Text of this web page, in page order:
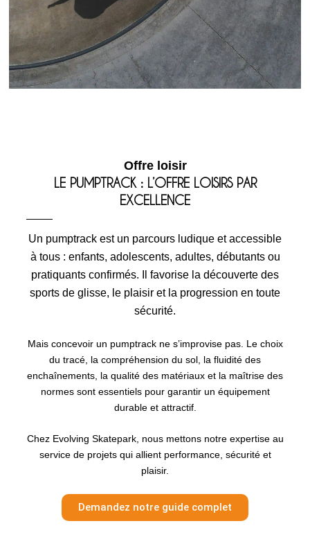
Offre loisir
LE PUMPTRACK : L’OFFRE LOISIRS PAR
EXCELLENCE
Un pumptrack est un parcours ludique et accessible
à tous : enfants, adolescents, adultes, débutants ou
pratiquants confirmés. Il favorise la découverte des
sports de glisse, le plaisir et la progression en toute
sécurité.
Mais concevoir un pumptrack ne s’improvise pas. Le choix
du tracé, la compréhension du sol, la fluidité des
enchaînements, la qualité des matériaux et la maîtrise des
normes sont essentiels pour garantir un équipement
durable et attractif.
Chez Evolving Skatepark, nous mettons notre expertise au
service de projets qui allient performance, sécurité et
plaisir.
Demandez notre guide complet